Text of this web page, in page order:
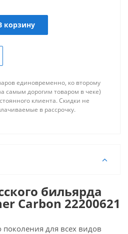
корзину
единовременно, ко второму
самым дорогим товаром в чеке)
клиента. Скидки не
в рассрочку.
бильярда
Carbon 22200621
для всех видов